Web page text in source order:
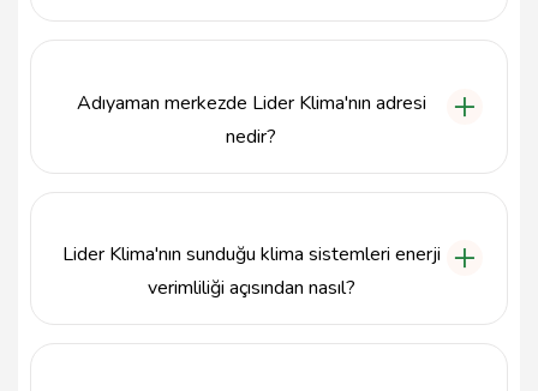
Müşterilerimize enerji verimli ve konforlu çözümler
Adıyaman merkezde Lider Klima'nın adresi
nedir?
Lider Klima'nın sunduğu klima sistemleri enerji
verimliliği açısından nasıl?